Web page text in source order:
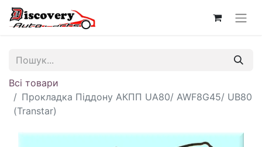
Всі товари
Прокладка Піддону АКПП UA80/ AWF8G45/ UB80
(Transtar)